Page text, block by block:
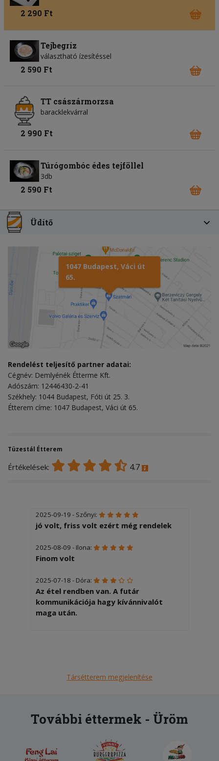
2 290 Ft
Tejbegríz
választható ízesítéssel
2 590 Ft
TT császármorzsa
baracklekvárral
2 990 Ft
Túrógombóc édes tejföllel
3db
2 590 Ft
Üdítő
1047 Budapest, Váci út
65.
Rendelést teljesítő partner adatai:
Cégnév: Demlyénék Étterme Kft.
Adószám: 12446430-2-41
Székhely: 1044 Budapest, Fóti út 25. 3.
Étterem címe: 1047 Budapest, Váci út 65.
Tüzestál Étterem
Értékelések: 4.7
2025-09-19 - Szőnyi:
jó volt, friss volt ezért még rendelek
2025-08-09 - Ilona:
Finom volt
2025-07-18 - Dóra:
Az étel rendben van. A futár
kommunikációja hagy kívánnivalót
maga után.
Társétterem megjelenítése
További éttermek - Üröm